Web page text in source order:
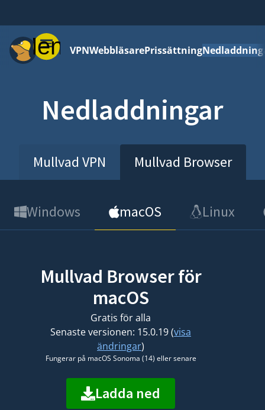
MenyVPNWebbläsarePrissättning
Nedladdningar
Mullvad VPN Mullvad Browser
Windows macOS Linux
Mullvad Browser för
macOS
Gratis för alla
Senaste versionen: 15.0.19 (visa
ändringar)
Fungerar på macOS Sonoma (14) eller senare
Ladda ned